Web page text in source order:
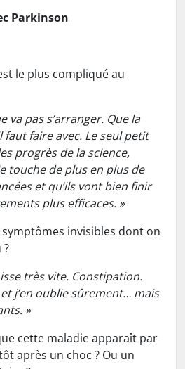
Parkinson
le plus compliqué au
va pas s’arranger. Que la
faut faire avec. Le seul petit
progrès de la science,
touche de plus en plus de
et qu’ils vont bien finir
plus efficaces. »
symptômes invisibles dont on
très vite. Constipation.
j’en oublie sûrement… mais
»
cette maladie apparaît par
après un choc ? Ou un